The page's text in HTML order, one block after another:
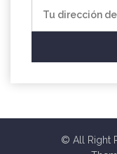
© All Right